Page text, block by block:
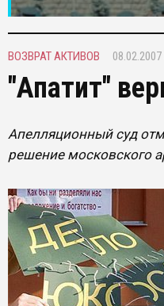
ВОЗВРАТ АКТИВОВ 08.02.2007
"Апатит"
Апелляционный суд
решение московского